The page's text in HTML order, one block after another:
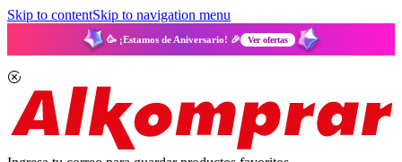
Skip to contentSkip to navigation menu
🥳 ¡Estamos de Aniversario! 🎉 Ver ofertas